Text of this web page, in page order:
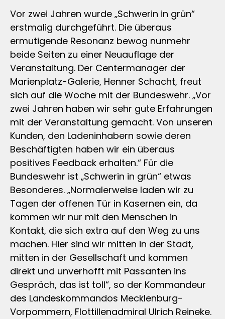
Vor zwei Jahren wurde „Schwerin in grün“
erstmalig durchgeführt. Die überaus
ermutigende Resonanz bewog nunmehr
beide Seiten zu einer Neuauflage der
Veranstaltung. Der Centermanager der
Marienplatz-Galerie, Henner Schacht, freut
sich auf die Woche mit der Bundeswehr. „Vor
zwei Jahren haben wir sehr gute Erfahrungen
mit der Veranstaltung gemacht. Von unseren
Kunden, den Ladeninhabern sowie deren
Beschäftigten haben wir ein überaus
positives Feedback erhalten.“ Für die
Bundeswehr ist „Schwerin in grün“ etwas
Besonderes. „Normalerweise laden wir zu
Tagen der offenen Tür in Kasernen ein, da
kommen wir nur mit den Menschen in
Kontakt, die sich extra auf den Weg zu uns
machen. Hier sind wir mitten in der Stadt,
mitten in der Gesellschaft und kommen
direkt und unverhofft mit Passanten ins
Gespräch, das ist toll“, so der Kommandeur
des Landeskommandos Mecklenburg-
Vorpommern, Flottillenadmiral Ulrich Reineke.